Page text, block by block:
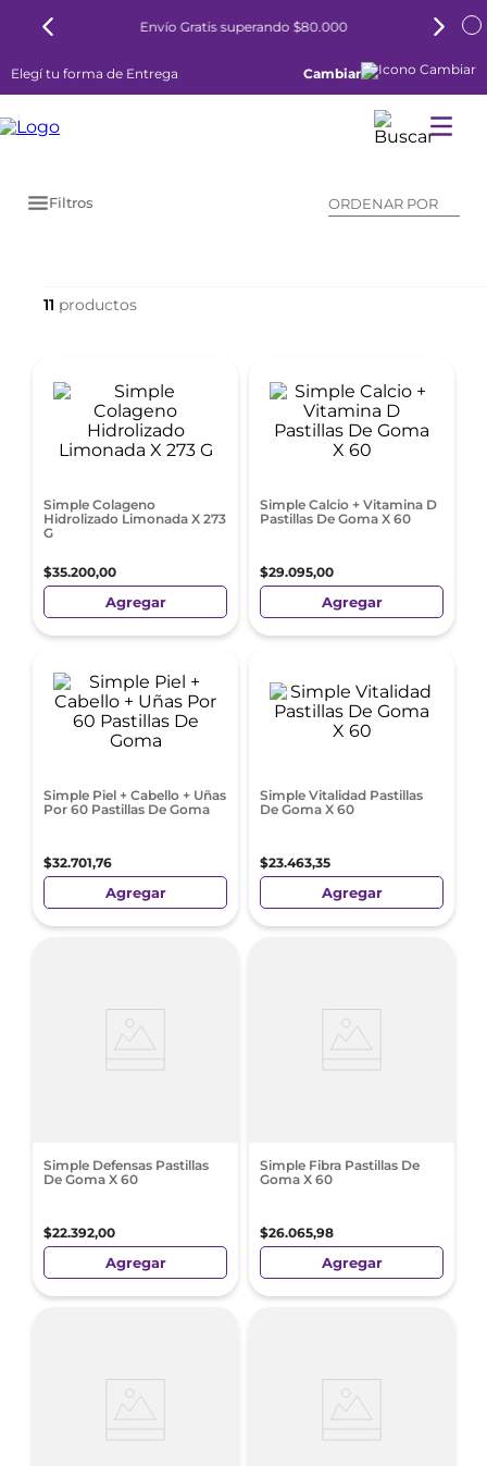
Envío Gratis superando $80.000
Elegí tu forma de Entrega Cambiar
Filtros ORDENAR POR
11
Simple Colageno
Hidrolizado Limonada X 273
G
$35.200,00
Agregar
Simple Calcio + Vitamina D
Pastillas De Goma X 60
$29.095,00
Agregar
Simple Piel + Cabello + Uñas
Por 60 Pastillas De Goma
$32.701,76
Agregar
Simple Vitalidad Pastillas
De Goma X 60
$23.463,35
Agregar
Simple Defensas Pastillas
De Goma X 60
$22.392,00
Agregar
Simple Fibra Pastillas De
Goma X 60
$26.065,98
Agregar